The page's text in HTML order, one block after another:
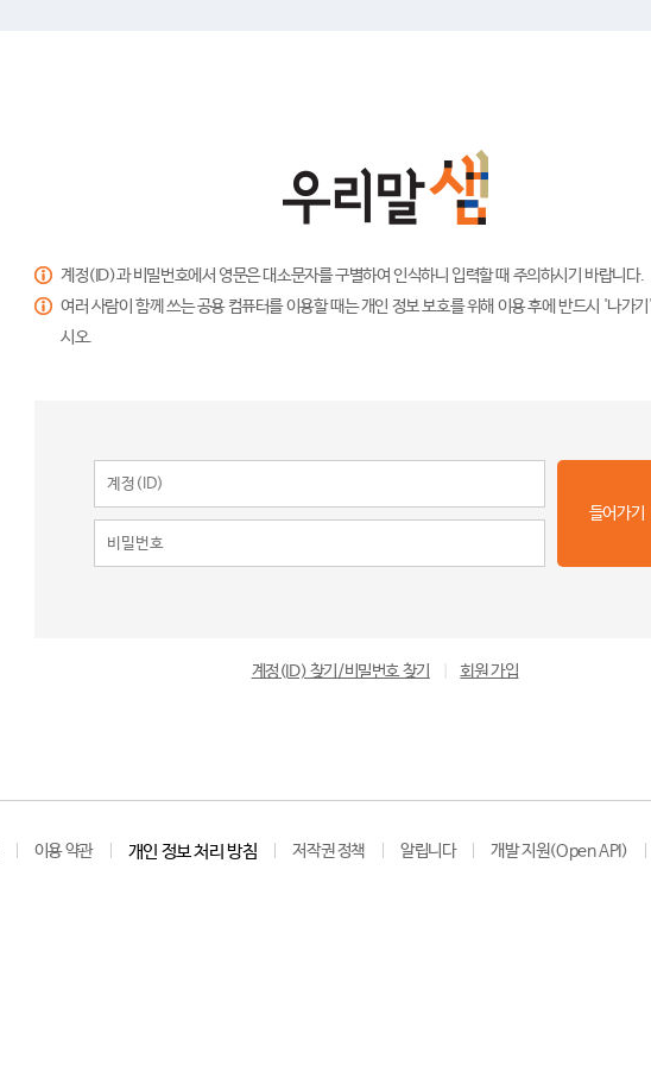
계정(ID)과 비밀번호에서 영문은 대소문자를 구별하여 인식하니 입력할 때 주의하시기 바랍니다.
여러 사람이 함께 쓰는 공용 컴퓨터를 이용할 때는 개인 정보 보호를 위해 이용 후에 반드시 '나가
시오.
들어가기
계정(ID) 찾기/비밀번호 찾기 회원 가입
이용 약관 개인 정보 처리 방침 저작권 정책 알립니다 개발 지원(Open API)